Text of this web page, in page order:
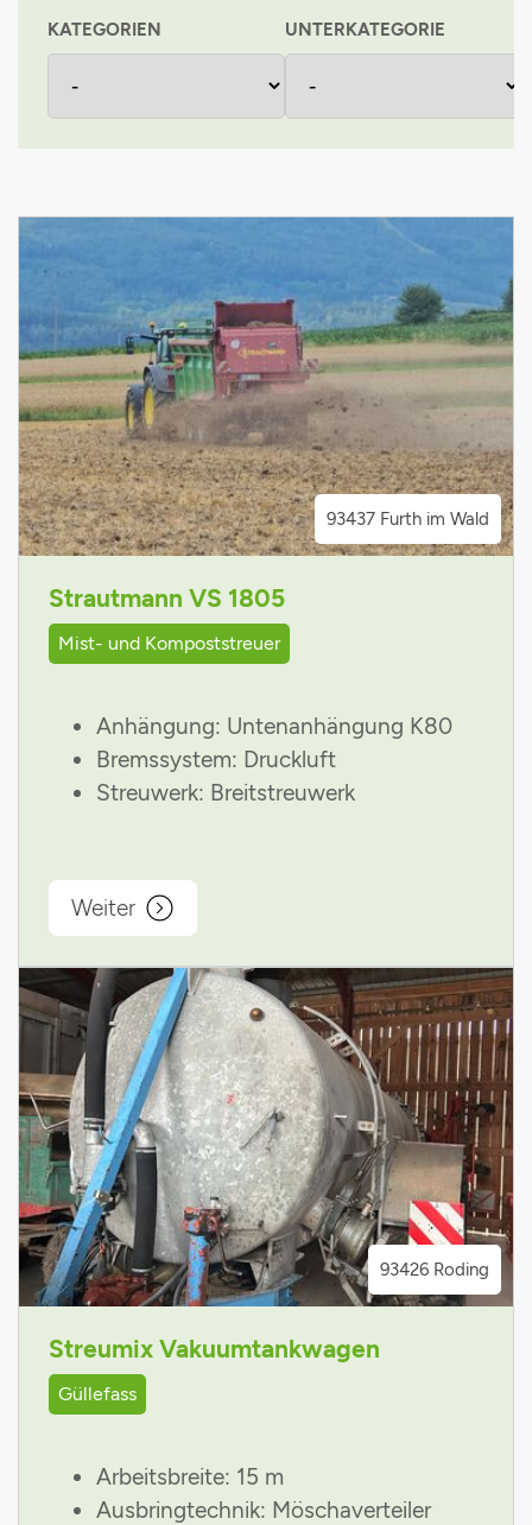
KATEGORIEN UNTERKATEGORIE
93437 Furth im Wald
Strautmann VS 1805
Mist- und Kompoststreuer
Anhängung: Untenanhängung K80
Bremssystem: Druckluft
Streuwerk: Breitstreuwerk
Weiter
93426 Roding
Streumix Vakuumtankwagen
Güllefass
Arbeitsbreite: 15 m
Ausbringtechnik: Möschaverteiler